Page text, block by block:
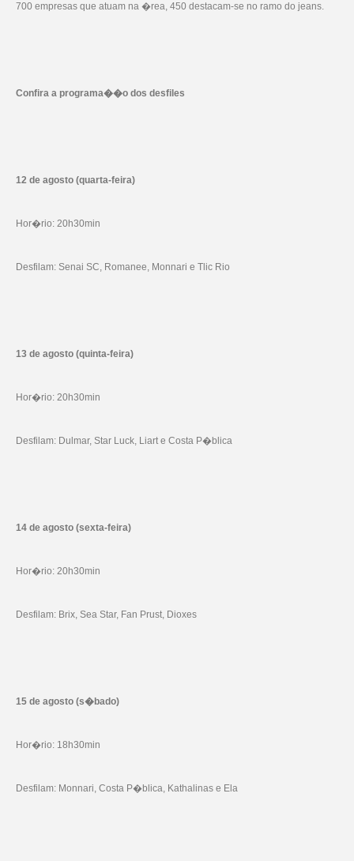
700 empresas que atuam na �rea, 450 destacam-se no ramo do jeans.
Confira a programa��o dos desfiles
12 de agosto (quarta-feira)
Hor�rio: 20h30min
Desfilam: Senai SC, Romanee, Monnari e Tlic Rio
13 de agosto (quinta-feira)
Hor�rio: 20h30min
Desfilam: Dulmar, Star Luck, Liart e Costa P�blica
14 de agosto (sexta-feira)
Hor�rio: 20h30min
Desfilam: Brix, Sea Star, Fan Prust, Dioxes
15 de agosto (s�bado)
Hor�rio: 18h30min
Desfilam: Monnari, Costa P�blica, Kathalinas e Ela